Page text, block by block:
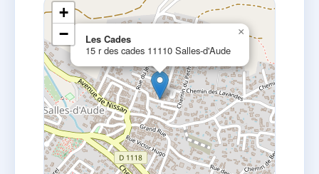
Les Cades
15 r des cades 11110 Salles-d'Aude
×
+
−